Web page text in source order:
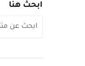
ابحث هنا